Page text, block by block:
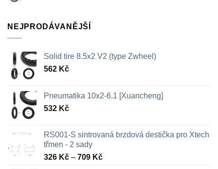
NEJPRODÁVANĚJŠÍ
Solid tire 8.5x2 V2 (type Zwheel)
562 Kč
Pneumatika 10x2-6.1 [Xuancheng]
532 Kč
RS001-S sintrovaná brzdová destička pro Xtech
třmen - 2 sady
326 Kč – 709 KčRozpětí